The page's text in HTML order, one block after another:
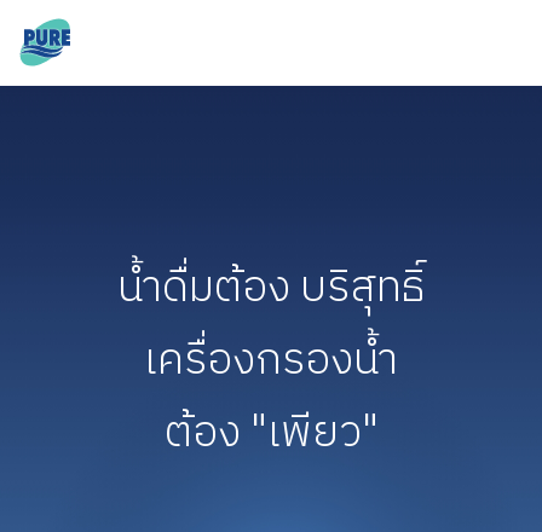
น้ำดื่มต้อง บริสุทธิ์
เครื่องกรองน้ำ
ต้อง "เพียว"